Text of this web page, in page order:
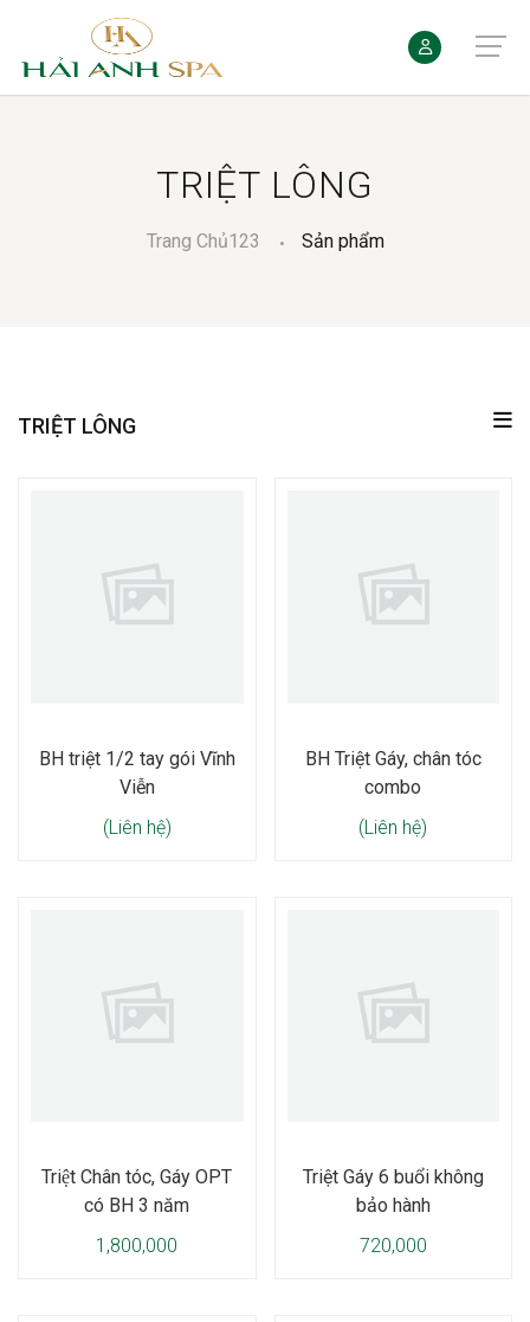
TRIỆT LÔNG
Trang Chủ123 Sản phẩm
TRIỆT LÔNG
BH triệt 1/2 tay gói Vĩnh
Viễn
(Liên hệ)
BH Triệt Gáy, chân tóc
combo
(Liên hệ)
Triệt Chân tóc, Gáy OPT
có BH 3 năm
1,800,000
Triệt Gáy 6 buổi không
bảo hành
720,000